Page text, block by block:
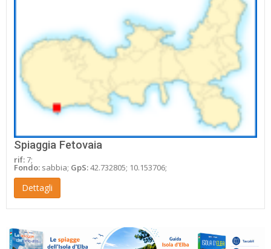
Spiaggia Fetovaia
rif: 7;
Fondo: sabbia; GpS:42.732805; 10.153706;
Dettagli